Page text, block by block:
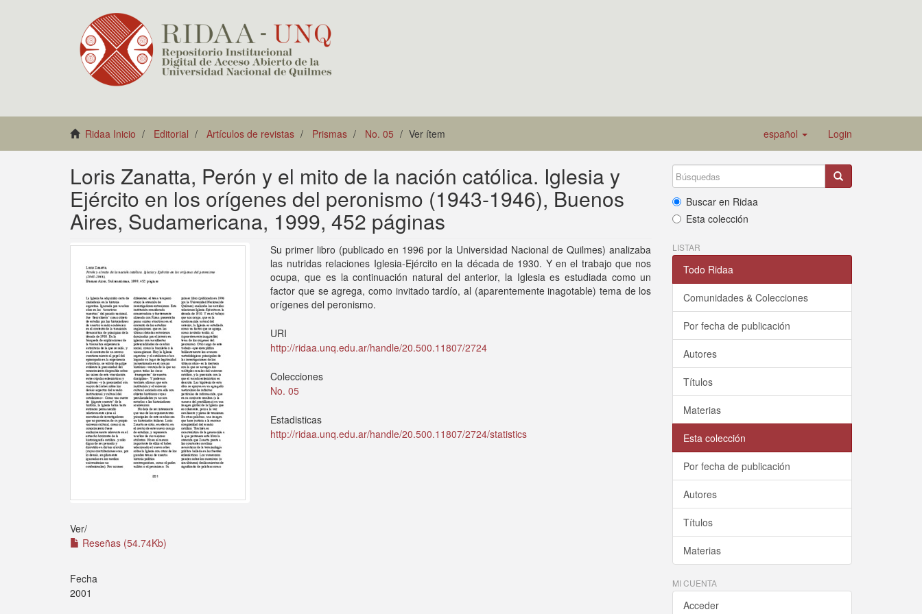
Ridaa Inicio Editorial Artículos de revistas Prismas No. 05 Ver ítem español Login
Loris Zanatta, Perón y el mito de la nación católica. Iglesia y
Ejército en los orígenes del peronismo (1943-1946), Buenos
Aires, Sudamericana, 1999, 452 páginas
Ver/
Reseñas (54.74Kb)
Fecha
2001
Su primer libro (publicado en 1996 por la Universidad Nacional de Quilmes) analizaba
las nutridas relaciones Iglesia-Ejército en la década de 1930. Y en el trabajo que nos
ocupa, que es la continuación natural del anterior, la Iglesia es estudiada como un
factor que se agrega, como invitado tardío, al (aparentemente inagotable) tema de los
orígenes del peronismo.
URI
http://ridaa.unq.edu.ar/handle/20.500.11807/2724
Colecciones
No. 05
Estadisticas
http://ridaa.unq.edu.ar/handle/20.500.11807/2724/statistics
Buscar en Ridaa
Esta colección
LISTAR
Todo Ridaa
Comunidades & Colecciones
Por fecha de publicación
Autores
Títulos
Materias
Esta colección
Por fecha de publicación
Autores
Títulos
Materias
MI CUENTA
Acceder